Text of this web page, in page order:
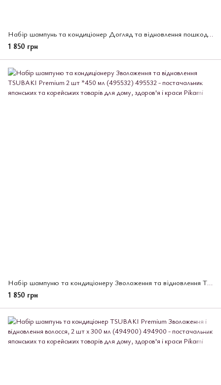
Набір шампунь та кондиціонер Догляд та відновлення пошкодженого волосся, TSUBAKI Premium ЕХ 2х400мл, (495556)
1 850 грн
Набір шампуню та кондиціонеру Зволоження та відновлення TSUBAKI Premium 2 шт *450 мл (495532)
1 850 грн